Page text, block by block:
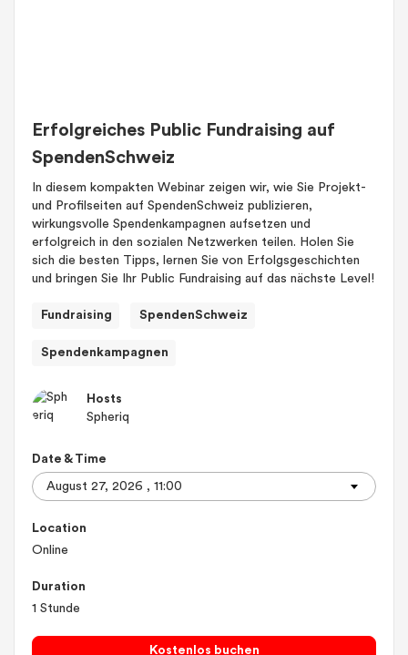
Erfolgreiches Public Fundraising auf
SpendenSchweiz
In diesem kompakten Webinar zeigen wir, wie Sie Projekt-
und Profilseiten auf SpendenSchweiz publizieren,
wirkungsvolle Spendenkampagnen aufsetzen und
erfolgreich in den sozialen Netzwerken teilen. Holen Sie
sich die besten Tipps, lernen Sie von Erfolgsgeschichten
und bringen Sie Ihr Public Fundraising auf das nächste Level!
Fundraising SpendenSchweiz
Spendenkampagnen
Hosts
Spheriq
Date & Time
Location
Online
Duration
1 Stunde
Kostenlos buchen